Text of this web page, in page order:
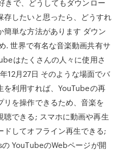
きで、どうしてもダウンロー
存したいと思ったら、どうすれ
簡単な方法があります ダウン
. 世界で有名な音楽動画共有サ
はたくさんの人々に使用さ
12月27日 そのような場面でバ
を利用すれば、YouTubeの再
リを操作できるため、音楽を
聴できる; スマホに動画や再生
ドしてオフライン再生できる;
YouTubeのWebページが開